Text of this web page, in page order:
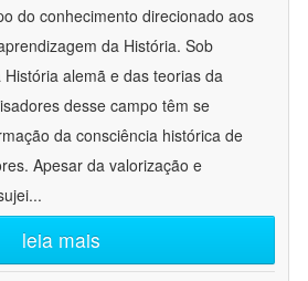
do conhecimento direcionado aos
da História. Sob
alemã e das teorias da
desse campo têm se
da consciência histórica de
Apesar da valorização e
...
leia mais